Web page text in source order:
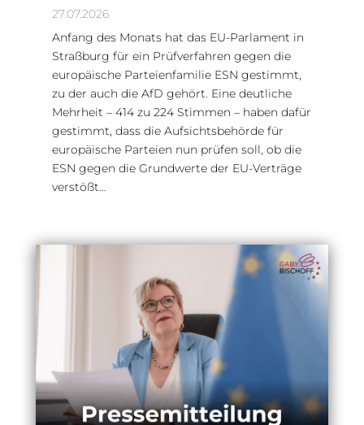
27.07.2026
Anfang des Monats hat das EU-Parlament in
Straßburg für ein Prüfverfahren gegen die
europäische Parteienfamilie ESN gestimmt,
zu der auch die AfD gehört. Eine deutliche
Mehrheit – 414 zu 224 Stimmen – haben dafür
gestimmt, dass die Aufsichtsbehörde für
europäische Parteien nun prüfen soll, ob die
ESN gegen die Grundwerte der EU-Verträge
verstößt…